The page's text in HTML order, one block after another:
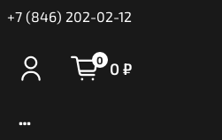
+7 (846) 202-02-12
0 0 ₽